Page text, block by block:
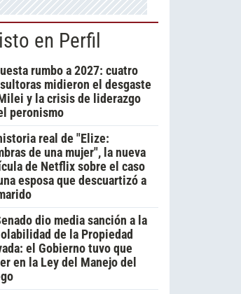
en Perfil
rumbo a 2027: cuatro
midieron el desgaste
y la crisis de liderazgo
peronismo
real de "Elize:
de una mujer", la nueva
de Netflix sobre el caso
esposa que descuartizó a
dio media sanción a la
de la Propiedad
el Gobierno tuvo que
en la Ley del Manejo del